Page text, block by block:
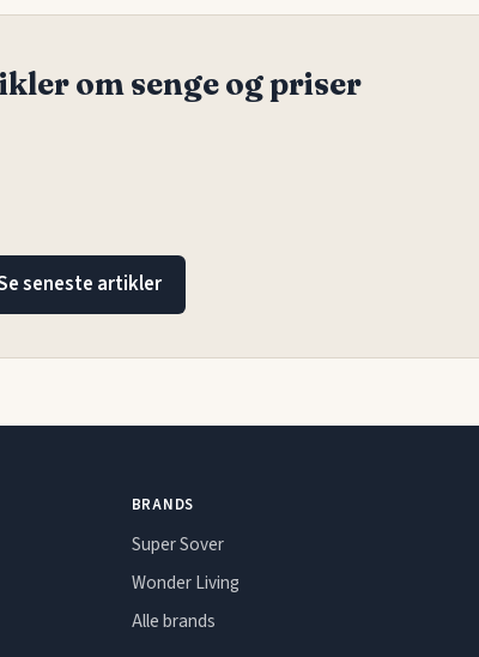
om senge og priser
seneste artikler
BRANDS
Super Sover
Wonder Living
Alle brands